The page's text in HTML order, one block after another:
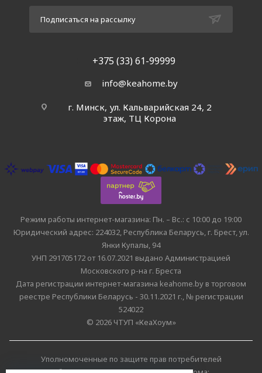
Подписаться на рассылку
+375 (33) 61-99999
info@keahome.by
г. Минск, ул. Кальварийская 24, 2
этаж, ТЦ Корона
Режим работы интернет-магазина: Пн. – Вс.: с 10:00 до 19:00
Юридический адрес: 224032, Республика Беларусь, г. Брест, ул.
Янки Купалы, 94
УНП 291705172 от 16.07.2021 выдано Администрацией
Московского р-на г. Бреста
Дата регистрации интернет-магазина keahome.by в торговом
реестре Республики Беларусь - 30.11.2021 г., № регистрации
524022
© 2026 ЧТУП «КеаХоум»
Уполномоченные по защите прав потребителей